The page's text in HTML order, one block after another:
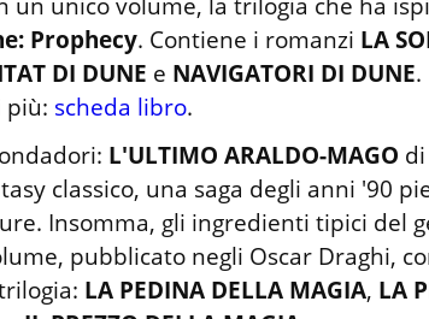
Prophecy. Contiene i romanzi LA
DI DUNE e NAVIGATORI DI DUNE.
più: scheda libro.
L'ULTIMO ARALDO-MAGO
classico, una saga degli anni '90
Insomma, gli ingredienti tipici del
pubblicato negli Oscar Draghi,
LA PEDINA DELLA MAGIA, LA